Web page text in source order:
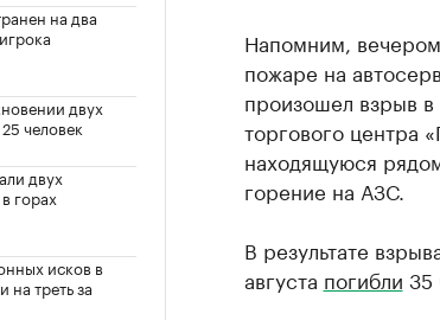
на два
двух
человек
двух
горах
исков в
на треть за
Напомним, вечером
пожаре на
произошел взрыв в
торгового центра
находящуюся
горение на АЗС.
В результате
августа погибли 35